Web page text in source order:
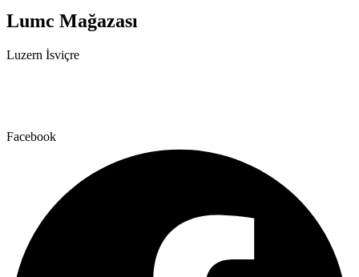
Lumc Mağazası
Luzern İsviçre
Facebook